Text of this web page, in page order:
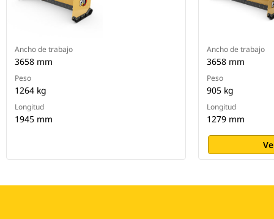
Ancho de trabajo
3658 mm
Peso
1264 kg
Longitud
1945 mm
Ancho de trabajo
3658 mm
Peso
905 kg
Longitud
1279 mm